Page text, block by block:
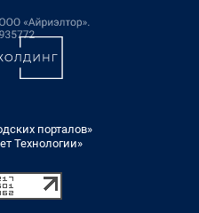
порталов»
Технологии»